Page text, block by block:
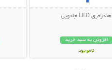
هندزفری LED جادویی
افزودن به سبد خرید
ناموجود